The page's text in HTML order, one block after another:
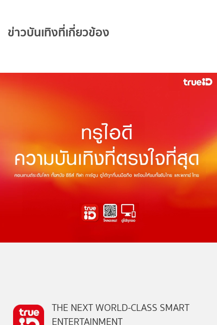
ข่าวบันเทิงที่เกี่ยวข้อง
THE NEXT WORLD-CLASS SMART
ENTERTAINMENT